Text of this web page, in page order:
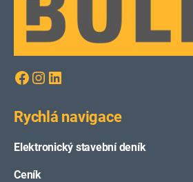
Facebook
Instagram
LinkedIn
Rychlá navigace
Elektronický stavební deník
Ceník